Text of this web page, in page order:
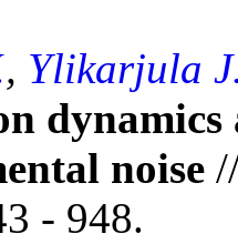
, Ylikarjula
noise
- 948.